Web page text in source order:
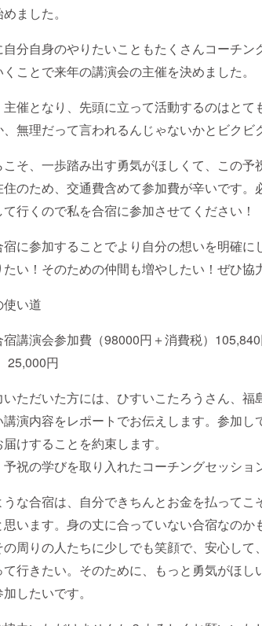
ました。
自分自身のやりたいこともたくさんコーチ
ことで来年の講演会の主催を決めました。
主催となり、先頭に立って活動するのはと
、無理だって言われるんじゃないかとビクビ
こそ、一歩踏み出す勇気がほしくて、この
住のため、交通費含めて参加費が辛いです
行くので私を合宿に参加させてください！
宿に参加することでより自分の想いを明確
たい！そのための仲間も増やしたい！ぜひ協
使い道
宿講演会参加費（98000円＋消費税）
円
いただいた方には、ひすいこたろうさん、
講演内容をレポートでお伝えします。参加
届けすることを約束します。
予祝の学びを取り入れたコーチングセッショ
うな合宿は、自分できちんとお金を払って
思います。身の丈に合っていない合宿なの
の周りの人たちに少しでも笑顔で、安心し
て行きたい。そのために、もっと勇気がほ
したいです。